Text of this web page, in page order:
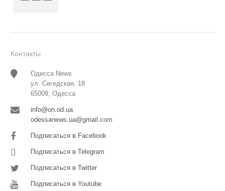
Контакты
Одесса News
ул. Сегедская, 18
65009, Одесса
info@on.od.ua
odessanews.ua@gmail.com
Подписаться в Facebook
Подписаться в Telegram
Подписаться в Twitter
Подписаться в Youtube